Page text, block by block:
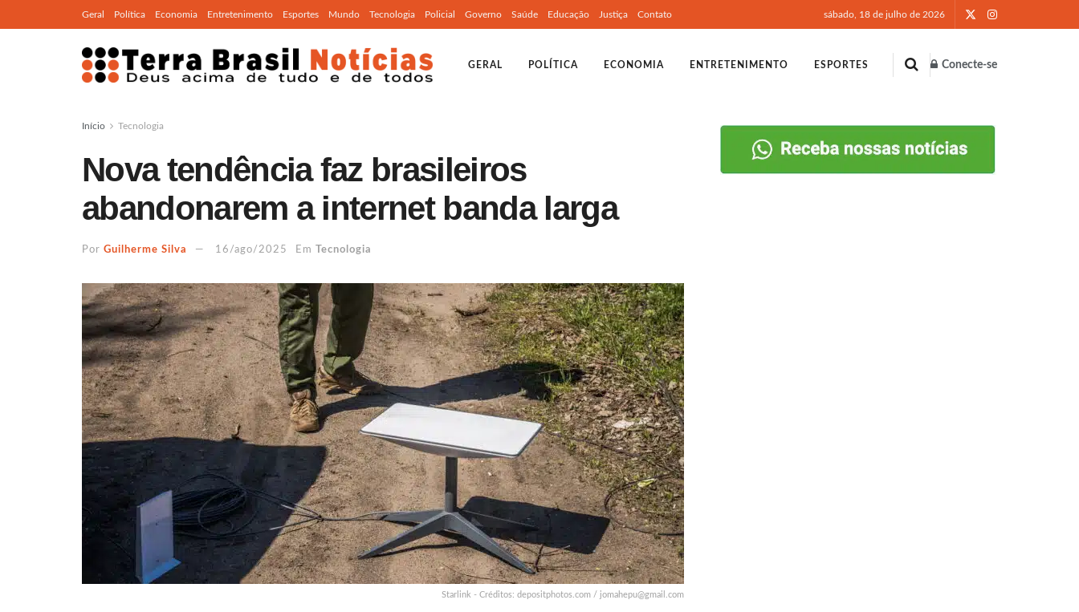
Geral Política Economia Entretenimento Esportes Mundo Tecnologia Policial Governo Saúde Educação Justiça Contato sábado, 18 de julho de 2026
GERAL POLÍTICA ECONOMIA ENTRETENIMENTO ESPORTES Conecte-se
Início Tecnologia
Nova tendência faz brasileiros
abandonarem a internet banda larga
Por Guilherme Silva 16/ago/2025 Em Tecnologia
Starlink - Créditos: depositphotos.com / jomahepu@gmail.com